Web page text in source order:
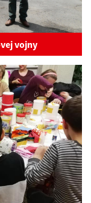
vojny